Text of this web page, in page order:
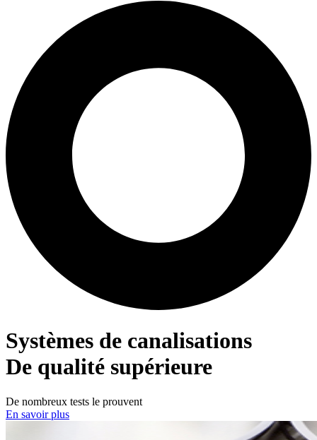
Systèmes de canalisations
De qualité supérieure
De nombreux tests le prouvent
En savoir plus